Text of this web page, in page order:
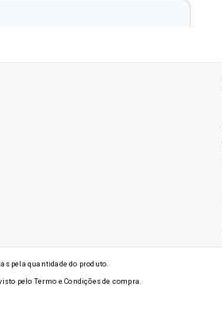
pela quantidade do produto.
pelo Termo e Condições de compra.